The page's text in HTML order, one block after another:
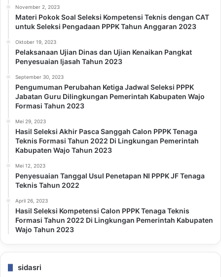
November 2, 2023
Materi Pokok Soal Seleksi Kompetensi Teknis dengan CAT
untuk Seleksi Pengadaan PPPK Tahun Anggaran 2023
Oktober 19, 2023
Pelaksanaan Ujian Dinas dan Ujian Kenaikan Pangkat
Penyesuaian Ijasah Tahun 2023
September 30, 2023
Pengumuman Perubahan Ketiga Jadwal Seleksi PPPK
Jabatan Guru Dilingkungan Pemerintah Kabupaten Wajo
Formasi Tahun 2023
Mei 29, 2023
Hasil Seleksi Akhir Pasca Sanggah Calon PPPK Tenaga
Teknis Formasi Tahun 2022 Di Lingkungan Pemerintah
Kabupaten Wajo Tahun 2023
Mei 12, 2023
Penyesuaian Tanggal Usul Penetapan NI PPPK JF Tenaga
Teknis Tahun 2022
April 26, 2023
Hasil Seleksi Kompetensi Calon PPPK Tenaga Teknis
Formasi Tahun 2022 Di Lingkungan Pemerintah Kabupaten
Wajo Tahun 2023
sidasri